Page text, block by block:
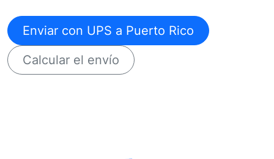
Enviar con UPS a Puerto Rico
Calcular el envío